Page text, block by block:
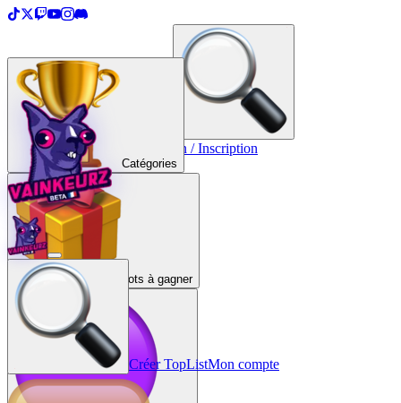
Créer une TopList Connexion / Inscription
Catégories
Lots à gagner
Créer TopListMon compte